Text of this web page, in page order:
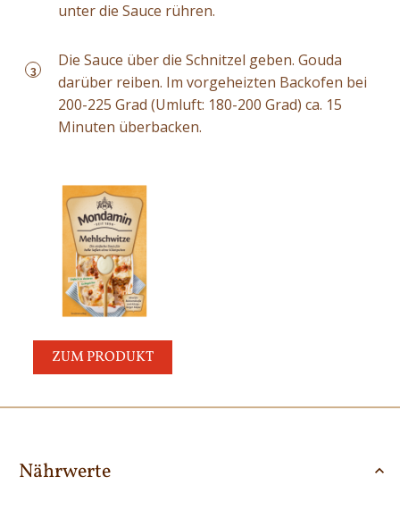
unter die Sauce rühren.
3
Die Sauce über die Schnitzel geben. Gouda
darüber reiben. Im vorgeheizten Backofen bei
200-225 Grad (Umluft: 180-200 Grad) ca. 15
Minuten überbacken.
ZUM PRODUKT
Nährwerte